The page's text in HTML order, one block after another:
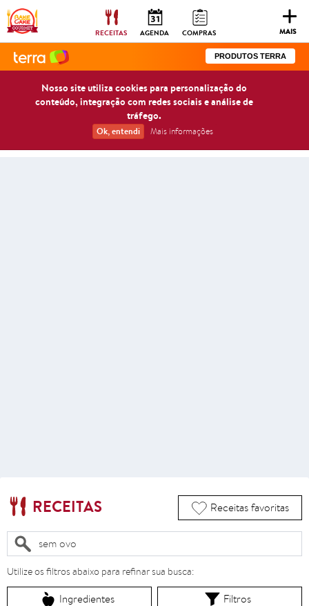
PRODUTOS TERRA
Nosso site utiliza cookies para personalização do
conteúdo, integração com redes sociais e análise de
tráfego.
Ok, entendi Mais informações
MAIS
RECEITAS AGENDA COMPRAS
RECEITAS Receitas favoritas
Utilize os filtros abaixo para refinar sua busca:
Ingredientes Filtros